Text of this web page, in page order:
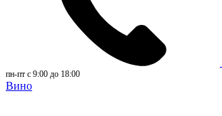
пн-пт с 9:00 до 18:00
Вино